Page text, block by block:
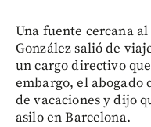
Una fuente cercana
González salió de
un cargo directivo
embargo, el abogado
de vacaciones y dijo
asilo en Barcelona.